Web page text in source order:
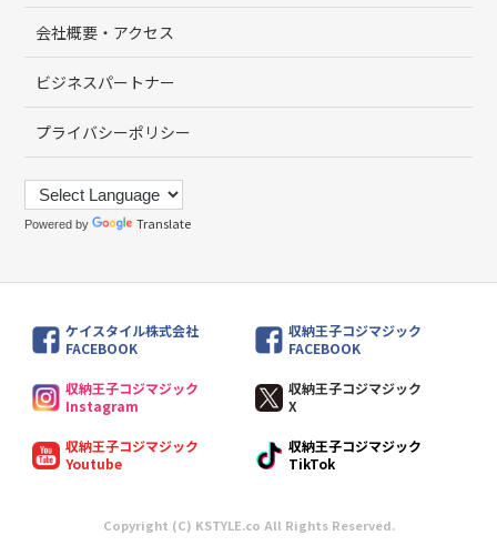
会社概要・アクセス
ビジネスパートナー
プライバシーポリシー
Powered by Translate
ケイスタイル株式会社
FACEBOOK
収納王子コジマジック
FACEBOOK
収納王子コジマジック
Instagram
収納王子コジマジック
X
収納王子コジマジック
Youtube
収納王子コジマジック
TikTok
Copyright (C) KSTYLE.co All Rights Reserved.